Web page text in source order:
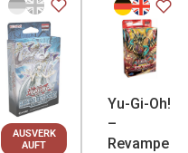
AUSVERK
AUFT
Yu-Gi-Oh!
–
Revampe